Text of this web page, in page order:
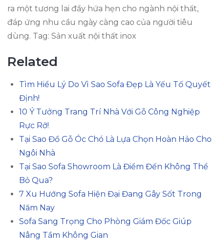
ra một tương lai đầy hứa hẹn cho ngành nội thất,
đáp ứng nhu cầu ngày càng cao của người tiêu
dùng. Tag: Sản xuất nội thất inox
Related
Tìm Hiểu Lý Do Vì Sao Sofa Đẹp Là Yếu Tố Quyết
Định!
10 Ý Tưởng Trang Trí Nhà Với Gỗ Công Nghiệp
Rực Rỡ!
Tại Sao Đồ Gỗ Óc Chó Là Lựa Chọn Hoàn Hảo Cho
Ngôi Nhà
Tại Sao Sofa Showroom Là Điểm Đến Không Thể
Bỏ Qua?
7 Xu Hướng Sofa Hiện Đại Đang Gây Sốt Trong
Năm Nay
Sofa Sang Trọng Cho Phòng Giám Đốc Giúp
Nâng Tầm Không Gian